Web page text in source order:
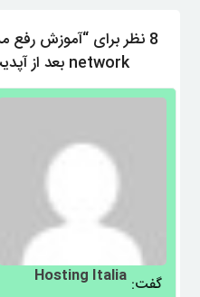
معرفی سرویس آنلاک شبکه
Cheetah Sim Killer Pro امروز به
معرفی سرویسی خواهیم پرداخت که
پتانسیل تبدیل شدن به 5 ابزار برتر
سرویس از مجموعه ابزارهای کردیت
مشاهده بیشتر
network بعد از آپدیت گوشی galaxy s3”
Hosting Italia گفت: